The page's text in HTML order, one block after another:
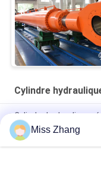
Cylindre
Cylindre hydraulique
grue pour l'industrie
Type de l'acier
Miss Zhang